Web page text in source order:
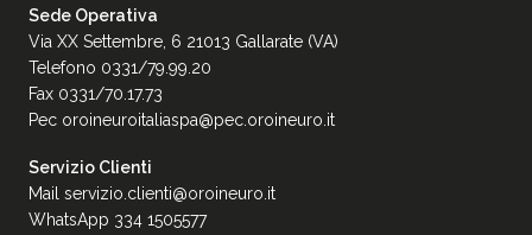
Sede Operativa
Via XX Settembre, 6 21013 Gallarate (VA)
Telefono 0331/79.99.20
Fax 0331/70.17.73
Pec oroineuroitaliaspa@pec.oroineuro.it
Servizio Clienti
Mail servizio.clienti@oroineuro.it
WhatsApp 334 1505577